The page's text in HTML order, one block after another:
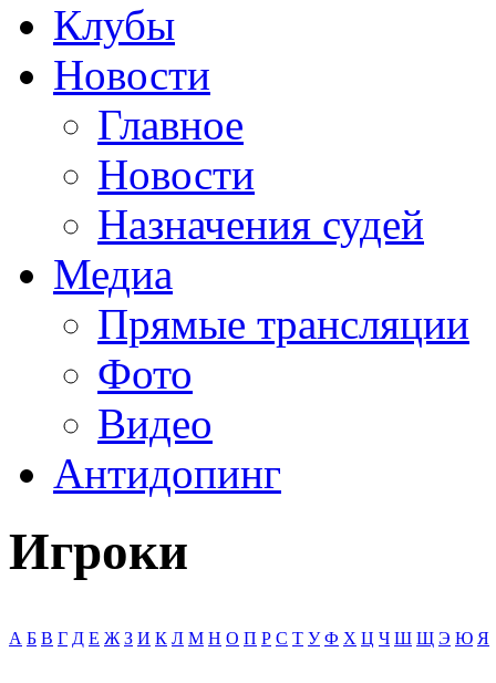
Клубы
Новости
Главное
Новости
Назначения судей
Медиа
Прямые трансляции
Фото
Видео
Антидопинг
Игроки
А Б В Г Д Е Ж З И К Л М Н О П Р С Т У Ф Х Ц Ч Ш Щ Э Ю Я